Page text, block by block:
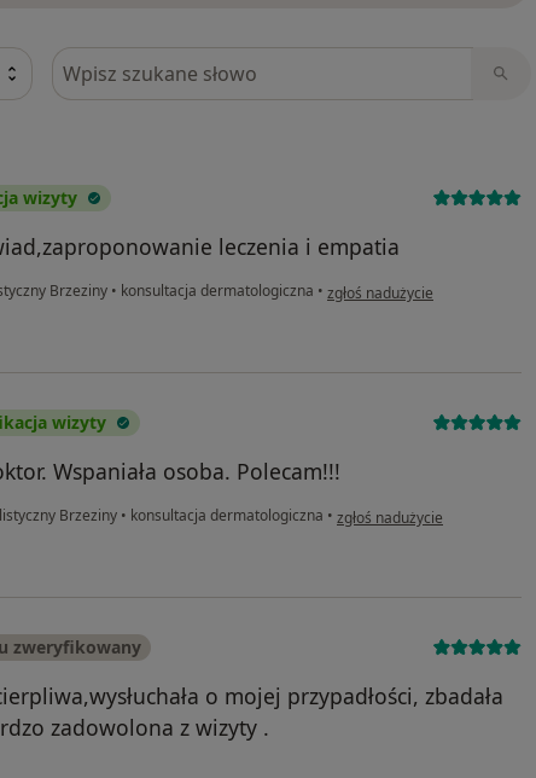
Szukaj w opiniach
wizyty
leczenia i empatia
Brzeziny • konsultacja dermatologiczna • w opinii użytkownika Henryk
zgłoś nadużycie
wizyty
Wspaniała osoba. Polecam!!!
Brzeziny • konsultacja dermatologiczna • w opinii użytkownika Agnieszka
zgłoś nadużycie
zweryfikowany
o mojej przypadłości, zbadała
zadowolona z wizyty .